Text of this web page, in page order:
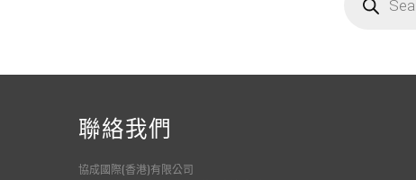
聯絡我們
協成國際(香港)有限公司